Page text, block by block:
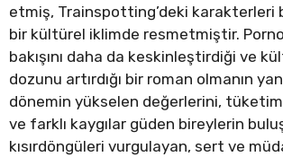
etmiş, Trainspotting’deki karakterleri
bir kültürel iklimde resmetmiştir.
bakışını daha da keskinleştirdiği ve
dozunu artırdığı bir roman olmanın
dönemin yükselen değerlerini, tüketim
ve farklı kaygılar güden bireylerin
kısırdöngüleri vurgulayan, sert ve